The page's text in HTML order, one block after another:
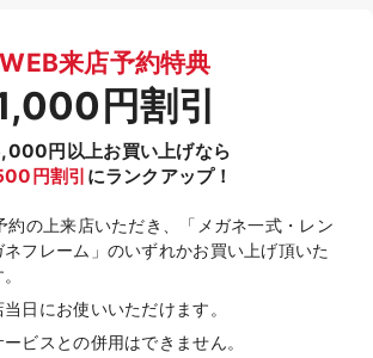
WEB来店予約特典
円割引
円以上お買い上げなら
円割引 にランクアップ！
約の上来店いただき、「メガネ一式・レン
ネフレーム」のいずれかお買い上げ頂いた
日にお使いいただけます。
ビスとの併用はできません。